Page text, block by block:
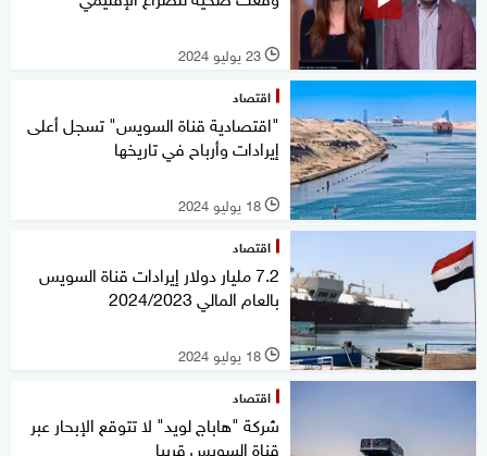
l 23 يوليو 2024
اقتصاد
"اقتصادية قناة السويس" تسجل أعلى
إيرادات وأرباح في تاريخها
l 18 يوليو 2024
اقتصاد
7.2 مليار دولار إيرادات قناة السويس
بالعام المالي 2024/2023
l 18 يوليو 2024
اقتصاد
شركة "هاباج لويد" لا تتوقع الإبحار عبر
قناة السويس قريبا